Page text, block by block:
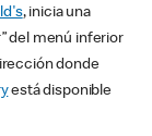
, inicia una
del menú inferior
donde
está disponible